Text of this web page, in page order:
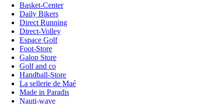
Basket-Center
Daily Bikers
Direct Running
Direct-Volley
Espace Golf
Foot-Store
Galop Store
Golf and co
Handball-Store
La sellerie de Maé
Made in Paradis
Nauti-wave